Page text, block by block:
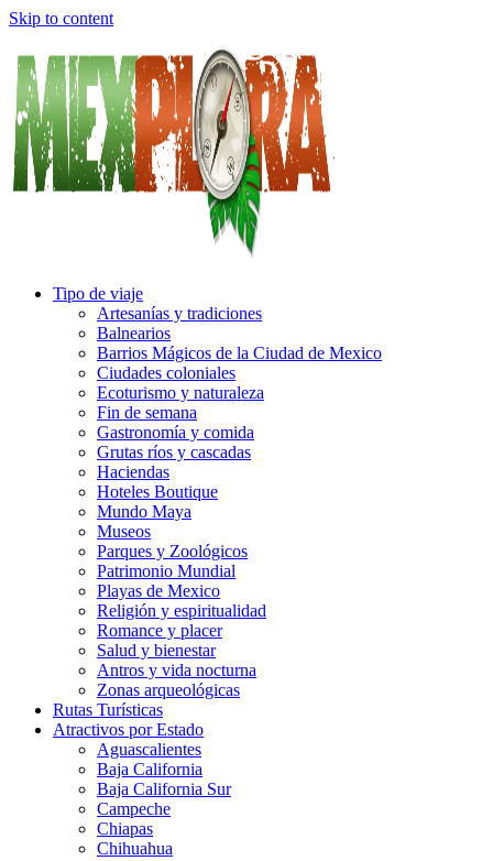
Skip to content
Tipo de viaje
Artesanías y tradiciones
Balnearios
Barrios Mágicos de la Ciudad de Mexico
Ciudades coloniales
Ecoturismo y naturaleza
Fin de semana
Gastronomía y comida
Grutas ríos y cascadas
Haciendas
Hoteles Boutique
Mundo Maya
Museos
Parques y Zoológicos
Patrimonio Mundial
Playas de Mexico
Religión y espiritualidad
Romance y placer
Salud y bienestar
Antros y vida nocturna
Zonas arqueológicas
Rutas Turísticas
Atractivos por Estado
Aguascalientes
Baja California
Baja California Sur
Campeche
Chiapas
Chihuahua